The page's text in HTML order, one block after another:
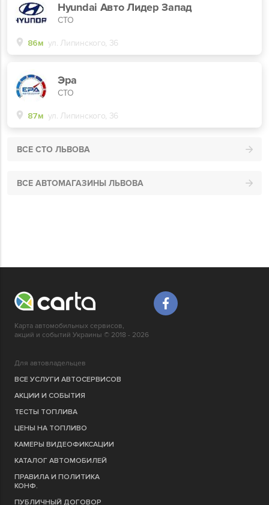
Hyundai Авто Лидер Запад
СТО
86м ул. Липинского, 36
Эра
СТО
87м ул. Липинского, 36
ВСЕ СТО ЛЬВОВА
ВСЕ АВТОМАГАЗИНЫ ЛЬВОВА
Карта автомобильных сервисов,
акций и событий Украины © 2018 - 2026
Для автовладельцев
ВСЕ УСЛУГИ АВТОСЕРВИСОВ
АКЦИИ И СОБЫТИЯ
ТЕСТЫ ТОПЛИВА
ЦЕНЫ НА ТОПЛИВО
КАМЕРЫ ВИДЕОФИКСАЦИИ
КАТАЛОГ АВТОМОБИЛЕЙ
ПРАВИЛА И ПОЛИТИКА
КОНФ.
ПУБЛИЧНЫЙ ДОГОВОР